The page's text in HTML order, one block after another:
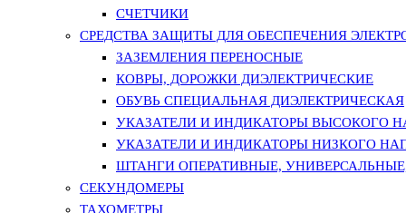
СЧЕТЧИКИ
СРЕДСТВА ЗАЩИТЫ ДЛЯ ОБЕСПЕЧЕНИЯ
ЗАЗЕМЛЕНИЯ ПЕРЕНОСНЫЕ
КОВРЫ, ДОРОЖКИ ДИЭЛЕКТРИЧЕСКИЕ
ОБУВЬ СПЕЦИАЛЬНАЯ ДИЭЛЕКТРИЧЕСКАЯ
УКАЗАТЕЛИ И ИНДИКАТОРЫ ВЫСОКОГО
УКАЗАТЕЛИ И ИНДИКАТОРЫ НИЗКОГО
ШТАНГИ ОПЕРАТИВНЫЕ,
СЕКУНДОМЕРЫ
ТАХОМЕТРЫ